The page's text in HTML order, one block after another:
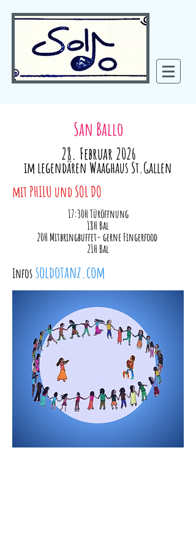
San Ballo
28. Februar 2026
im legendären Waaghaus St.Gallen​
mit PHILU und SOL DO
17:30H Türöffnung
18H Bal
20H Mitbringbuffet- gerne Fingerfood
21H Bal
Infos soldotanz.com